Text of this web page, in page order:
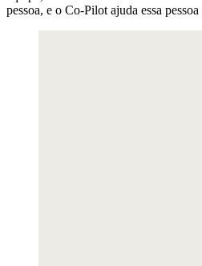
pessoa, e o Co-Pilot ajuda essa